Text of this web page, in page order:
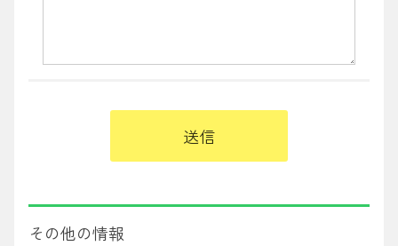
その他の情報